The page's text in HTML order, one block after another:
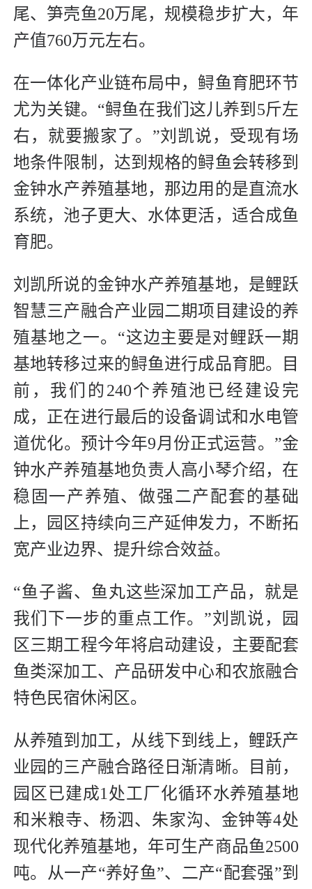
尾、笋壳鱼20万尾，规模稳步扩大，年
产值760万元左右。
在一体化产业链布局中，鲟鱼育肥环节
尤为关键。“鲟鱼在我们这儿养到5斤左
右，就要搬家了。”刘凯说，受现有场
地条件限制，达到规格的鲟鱼会转移到
金钟水产养殖基地，那边用的是直流水
系统，池子更大、水体更活，适合成鱼
育肥。
刘凯所说的金钟水产养殖基地，是鲤跃
智慧三产融合产业园二期项目建设的养
殖基地之一。“这边主要是对鲤跃一期
基地转移过来的鲟鱼进行成品育肥。目
前，我们的240个养殖池已经建设完
成，正在进行最后的设备调试和水电管
道优化。预计今年9月份正式运营。”金
钟水产养殖基地负责人高小琴介绍，在
稳固一产养殖、做强二产配套的基础
上，园区持续向三产延伸发力，不断拓
宽产业边界、提升综合效益。
“鱼子酱、鱼丸这些深加工产品，就是
我们下一步的重点工作。”刘凯说，园
区三期工程今年将启动建设，主要配套
鱼类深加工、产品研发中心和农旅融合
特色民宿休闲区。
从养殖到加工，从线下到线上，鲤跃产
业园的三产融合路径日渐清晰。目前，
园区已建成1处工厂化循环水养殖基地
和米粮寺、杨泗、朱家沟、金钟等4处
现代化养殖基地，年可生产商品鱼2500
吨。从一产“养好鱼”、二产“配套强”到